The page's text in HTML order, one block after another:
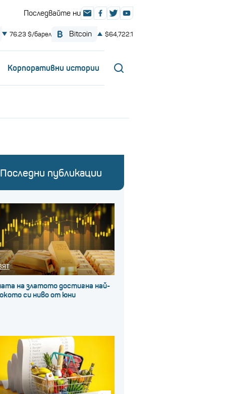
Корпоративни истории
Последни публикации
на златото достигна най-
си ниво от юни